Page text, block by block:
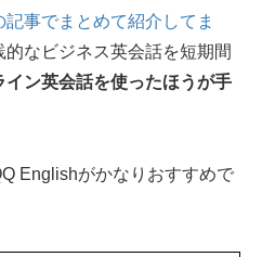
記事でまとめて紹介してま
なビジネス英会話を短期間
イン英会話を使ったほうが手
Englishがかなりおすすめで